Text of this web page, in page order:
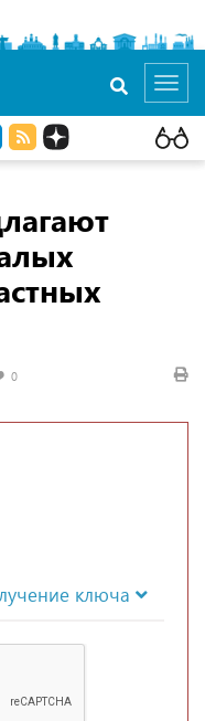
0
ключа